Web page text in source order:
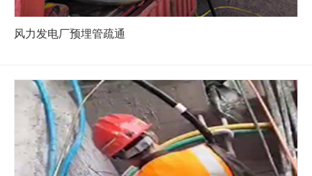
风力发电厂预埋管疏通